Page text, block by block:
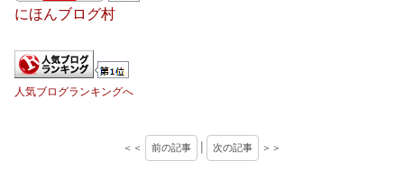
にほんブログ村
人気ブログランキングへ
＜＜ 前の記事 次の記事 ＞＞